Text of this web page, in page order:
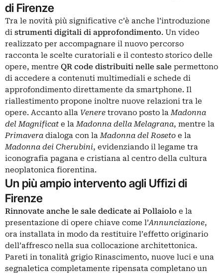
di Firenze
Tra le novità più significative c’è anche l’introduzione
di strumenti digitali di approfondimento. Un video
realizzato per accompagnare il nuovo percorso
racconta le scelte curatoriali e il contesto storico delle
opere, mentre QR code distribuiti nelle sale permettono
di accedere a contenuti multimediali e schede di
approfondimento direttamente da smartphone. Il
riallestimento propone inoltre nuove relazioni tra le
opere. Accanto alla Venere trovano posto laMadonna
del Magnificat e laMadonna della Melagrana, mentre la
Primavera dialoga con laMadonna del Roseto e la
Madonna dei Cherubini, evidenziando il legame tra
iconografia pagana e cristiana al centro della cultura
neoplatonica fiorentina.
Un più ampio intervento agli Uffizi di
Firenze
Rinnovate anche le sale dedicate ai Pollaiolo e la
presentazione di opere chiave come l’Annunciazione,
ora installata in modo da restituire l’effetto originario
dell’affresco nella sua collocazione architettonica.
Pareti in tonalità grigio Rinascimento, nuove luci e una
segnaletica completamente ripensata completano un